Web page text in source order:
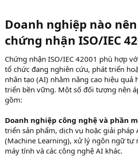
Doanh nghiệp nào
chứng nhận ISO/IEC
Chứng nhận ISO/IEC 42001 phù hợp
tổ chức đang nghiên cứu, phát triển
nhân tạo (AI) nhằm nâng cao hiệu quả
triển bền vững. Một số đối tượng nên
gồm:
Doanh nghiệp công nghệ và phần
triển sản phẩm, dịch vụ hoặc giải pháp
(Machine Learning), xử lý ngôn ngữ tự
máy tính và các công nghệ AI khác.